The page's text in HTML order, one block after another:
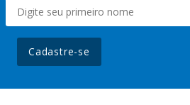
Cadastre-se